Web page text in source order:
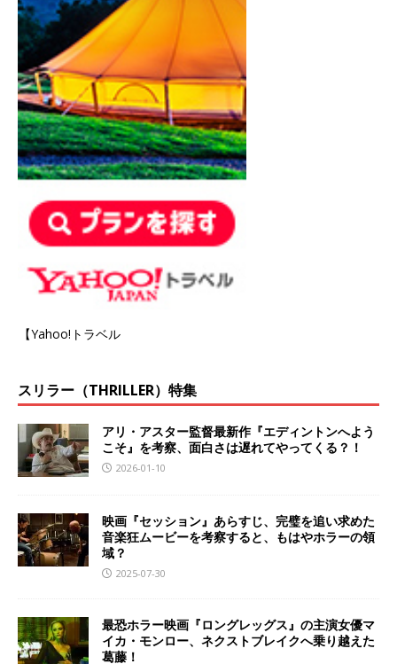
【Yahoo!トラベル
スリラー（THRILLER）特集
アリ・アスター監督最新作『エディントンへよう
こそ』を考察、面白さは遅れてやってくる？！
2026-01-10
映画『セッション』あらすじ、完璧を追い求めた
音楽狂ムービーを考察すると、もはやホラーの領
域？
2025-07-30
最恐ホラー映画『ロングレッグス』の主演女優マ
イカ・モンロー、ネクストブレイクへ乗り越えた
葛藤！